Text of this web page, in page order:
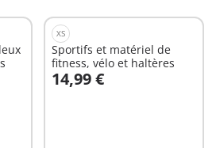
XS
Sportifs et matériel de
fitness, vélo et haltères
14,99 €
Au panier